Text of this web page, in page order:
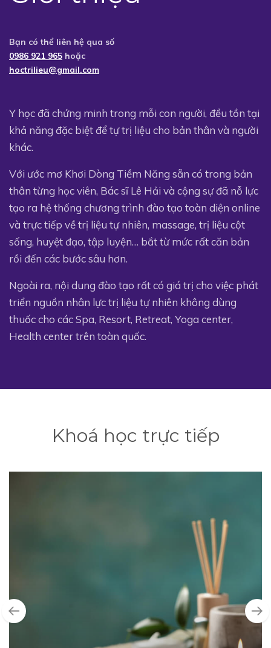
Bạn có thể liên hệ qua số
0986 921 965 hoặc
hoctrilieu@gmail.com
Y học đã chứng minh trong mỗi con người, đều tồn tại
khả năng đặc biệt để tự trị liệu cho bản thân và người
khác.
Với ước mơ Khơi Dòng Tiềm Năng sẵn có trong bản
thân từng học viên, Bác sĩ Lê Hải và cộng sự đã nỗ lực
tạo ra hệ thống chương trình đào tạo toàn diện online
và trực tiếp về trị liệu tự nhiên, massage, trị liệu cột
sống, huyệt đạo, tập luyện… bắt từ mức rất căn bản
rồi đến các bước sâu hơn.
Ngoài ra, nội dung đào tạo rất có giá trị cho việc phát
triển nguồn nhân lực trị liệu tự nhiên không dùng
thuốc cho các Spa, Resort, Retreat, Yoga center,
Health center trên toàn quốc.
Khoá học trực tiếp